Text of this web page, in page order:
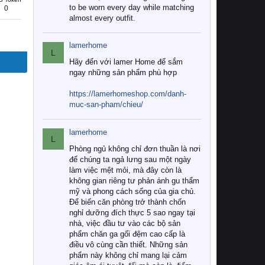
0
to be worn every day while matching
almost every outfit.
L
lamerhome
Hãy đến với lamer Home để sắm
ngay những sản phẩm phù hợp
https://lamerhomeshop.com/danh-
muc-san-pham/chieu/
L
lamerhome
Phòng ngủ không chỉ đơn thuần là nơi
để chúng ta ngả lưng sau một ngày
làm việc mệt mỏi, mà đây còn là
không gian riêng tư phản ánh gu thẩm
mỹ và phong cách sống của gia chủ.
Để biến căn phòng trở thành chốn
nghỉ dưỡng đích thực 5 sao ngay tại
nhà, việc đầu tư vào các bộ sản
phẩm chăn ga gối đệm cao cấp là
điều vô cùng cần thiết. Những sản
phẩm này không chỉ mang lại cảm